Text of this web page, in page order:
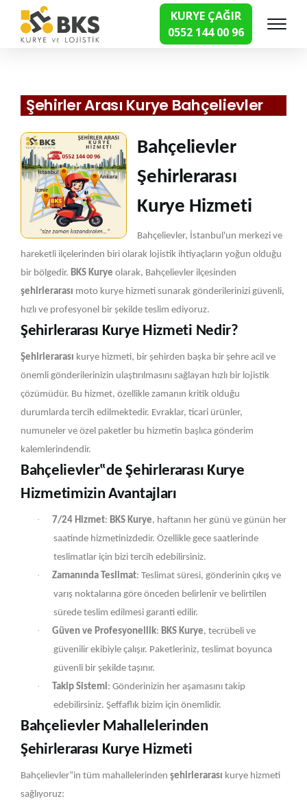
KURYE ÇAĞIR
0552 144 00 96
Hızlı Kurye Hizmetleri
Şehirler Arası Kurye Bahçelievler
Bahçelievler
Şehirlerarası
Kurye Hizmeti
Bahçelievler, İstanbul'un merkezi ve
hareketli ilçelerinden biri olarak lojistik ihtiyaçların yoğun olduğu
bir bölgedir. BKS Kurye olarak, Bahçelievler ilçesinden
şehirlerarası moto kurye hizmeti sunarak gönderilerinizi güvenli,
hızlı ve profesyonel bir şekilde teslim ediyoruz.
Şehirlerarası Kurye Hizmeti Nedir?
Şehirlerarası kurye hizmeti, bir şehirden başka bir şehre acil ve
önemli gönderilerinizin ulaştırılmasını sağlayan hızlı bir lojistik
çözümüdür. Bu hizmet, özellikle zamanın kritik olduğu
durumlarda tercih edilmektedir. Evraklar, ticari ürünler,
numuneler ve özel paketler bu hizmetin başlıca gönderim
kalemlerindendir.
Bahçelievler‟de Şehirlerarası Kurye
Hizmetimizin Avantajları
· 7/24 Hizmet: BKS Kurye, haftanın her günü ve günün her
saatinde hizmetinizdedir. Özellikle gece saatlerinde
teslimatlar için bizi tercih edebilirsiniz.
·
Zamanında Teslimat: Teslimat süresi, gönderinin çıkış ve
varış noktalarına göre önceden belirlenir ve belirtilen
sürede teslim edilmesi garanti edilir.
·
Güven ve Profesyonellik: BKS Kurye, tecrübeli ve
güvenilir ekibiyle çalışır. Paketleriniz, teslimat boyunca
güvenli bir şekilde taşınır.
·
Takip Sistemi: Gönderinizin her aşamasını takip
edebilirsiniz. Şeffaflık bizim için önemlidir.
Bahçelievler Mahallelerinden
Şehirlerarası Kurye Hizmeti
Bahçelievler‟in tüm mahallelerinden şehirlerarası kurye hizmeti
sağlıyoruz: